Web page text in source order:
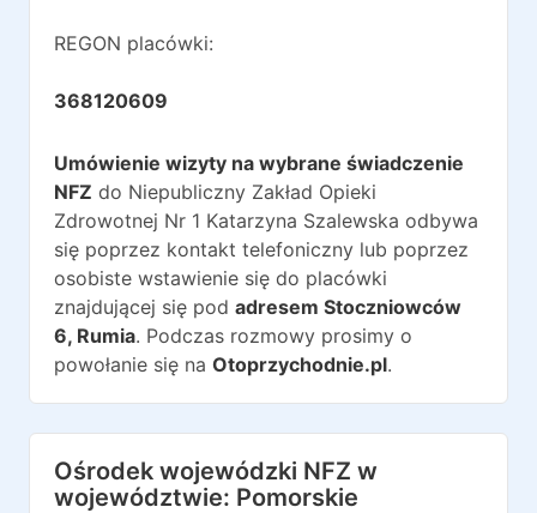
REGON placówki:
368120609
Umówienie wizyty na wybrane świadczenie
NFZ do Niepubliczny Zakład Opieki
Zdrowotnej Nr 1 Katarzyna Szalewska odbywa
się poprzez kontakt telefoniczny lub poprzez
osobiste wstawienie się do placówki
znajdującej się pod adresem Stoczniowców
6, Rumia. Podczas rozmowy prosimy o
powołanie się na Otoprzychodnie.pl.
Ośrodek wojewódzki NFZ w
województwie: Pomorskie